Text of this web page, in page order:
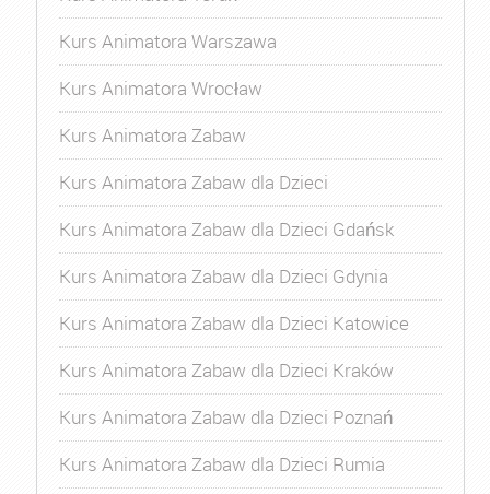
Kurs Animatora Warszawa
Kurs Animatora Wrocław
Kurs Animatora Zabaw
Kurs Animatora Zabaw dla Dzieci
Kurs Animatora Zabaw dla Dzieci Gdańsk
Kurs Animatora Zabaw dla Dzieci Gdynia
Kurs Animatora Zabaw dla Dzieci Katowice
Kurs Animatora Zabaw dla Dzieci Kraków
Kurs Animatora Zabaw dla Dzieci Poznań
Kurs Animatora Zabaw dla Dzieci Rumia